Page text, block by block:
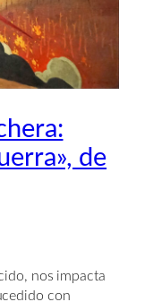
de
nos impacta
con